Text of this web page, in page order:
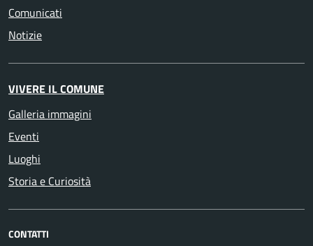
Comunicati
Notizie
VIVERE IL COMUNE
Galleria immagini
Eventi
Luoghi
Storia e Curiosità
CONTATTI